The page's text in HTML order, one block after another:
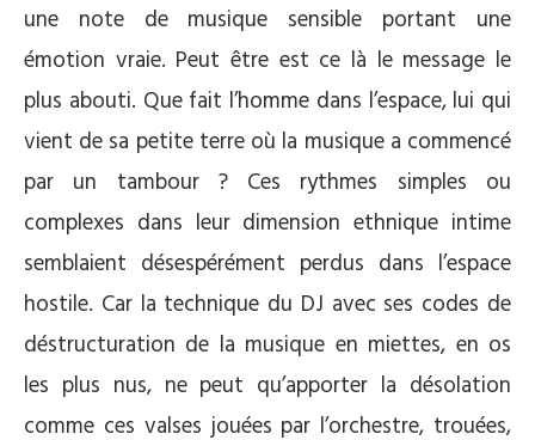
une note de musique sensible portant une
émotion vraie. Peut être est ce là le message le
plus abouti. Que fait l’homme dans l’espace, lui qui
vient de sa petite terre où la musique a commencé
par un tambour ? Ces rythmes simples ou
complexes dans leur dimension ethnique intime
semblaient désespérément perdus dans l’espace
hostile. Car la technique du DJ avec ses codes de
déstructuration de la musique en miettes, en os
les plus nus, ne peut qu’apporter la désolation
comme ces valses jouées par l’orchestre, trouées,